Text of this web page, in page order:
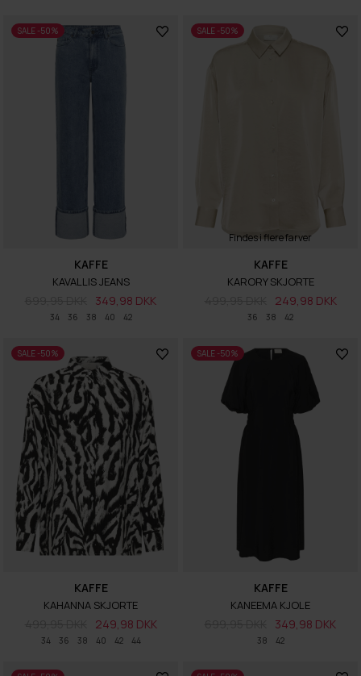
SALE -50%
34 36 38 40 42
KAFFE
KAVALLIS JEANS
349,98 DKK
SALE -50%
Findes i flere farver
36 38 42
KAFFE
KARORY SKJORTE
249,98 DKK
SALE -50%
34 36 38 40 42 44
KAFFE
KAHANNA SKJORTE
249,98 DKK
SALE -50%
38 42
KAFFE
KANEEMA KJOLE
349,98 DKK